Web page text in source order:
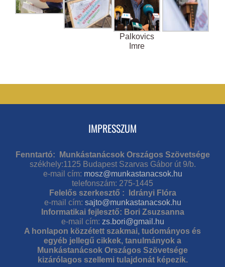
Palkovics
Imre
IMPRESSZUM
Fenntartó: Munkástanácsok Országos Szövetsége
székhely:1125 Budapest Szarvas Gábor út 9/b.
e-mail cím: mosz@munkastanacsok.hu
telefonszám: 275-1445
Felelős szerkesztő : Idrányi Flóra
e-mail cím: sajto@munkastanacsok.hu
Informatikai fejlesztő: Bori Zsuzsanna
e-mail cím: zs.bori@gmail.hu
A honlapon közzétett szakmai, tudományos és
egyéb jellegű cikkek, tanulmányok a
Munkástanácsok Országos Szövetsége
kizárólagos szellemi tulajdonát képezik.